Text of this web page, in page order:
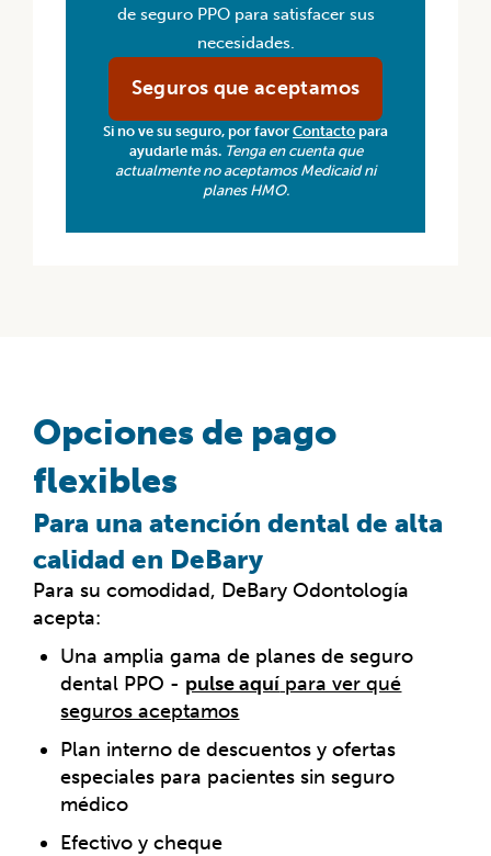
de seguro PPO para satisfacer sus
necesidades.
Seguros que aceptamos
Si no ve su seguro, por favorContactopara
ayudarle más. Tenga en cuenta que
actualmente no aceptamos Medicaid ni
planes HMO.
Opciones de pago
flexibles
Para una atención dental de alta
calidad en DeBary
Para su comodidad, DeBary Odontología
acepta:
Una amplia gama de planes de seguro
dental PPO - pulse aquí para ver qué
seguros aceptamos
Plan interno de descuentos y ofertas
especiales para pacientes sin seguro
médico
Efectivo y cheque